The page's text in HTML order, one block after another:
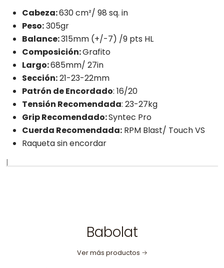
Cabeza:630 cm²/ 98 sq. in
Peso:305gr
Balance:315mm (+/-7) /9 pts HL
Composición:Grafito
Largo:685mm/ 27in
Sección:21-23-22mm
Patrón de Encordado: 16/20
Tensión Recomendada: 23-27kg
Grip Recomendado:Syntec Pro
Cuerda Recomendada: RPM Blast/ Touch VS
Raqueta sin encordar
|
Babolat
Ver más productos